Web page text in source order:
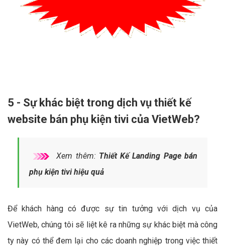
5 - Sự khác biệt trong dịch vụ thiết kế
website bán phụ kiện tivi của VietWeb?
Xem thêm: Thiết Kế Landing Page bán
phụ kiện tivi hiệu quả
Để khách hàng có được sự tin tưởng với dịch vụ của
VietWeb, chúng tôi sẽ liệt kê ra những sự khác biệt mà công
ty này có thể đem lại cho các doanh nghiệp trong việc thiết